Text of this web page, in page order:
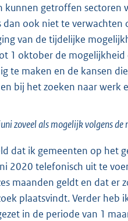
getroffen sectoren
ook niet te
van de tijdelijke
1 oktober de mogelijkheid
te maken en de kansen
bij het zoeken naar werk
zoveel als mogelijk volgens de
dat ik gemeenten op het
2020 telefonisch uit te
maanden geldt en dat er
plaatsvindt. Verder heb
in de periode van 1